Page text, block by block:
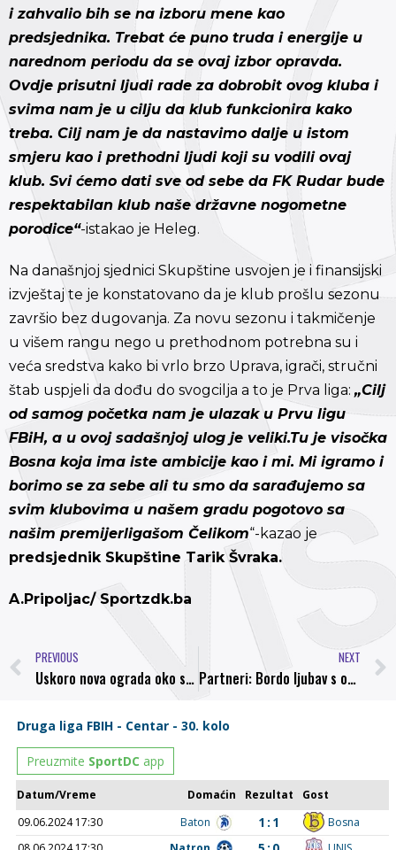
i zahvalio bih se na izboru mene kao
predsjednika. Trebat će puno truda i energije u
narednom periodu da se ovaj izbor opravda.
Ovdje prisutni ljudi rade za dobrobit ovog kluba i
svima nam je u cilju da klub funkcionira kako
treba. Cilj nam je da nastavimo dalje u istom
smjeru kao i prethodni ljudi koji su vodili ovaj
klub. Svi ćemo dati sve od sebe da FK Rudar bude
respektabilan klub naše državne nogometne
porodice“-istakao je Heleg.
Na današnjoj sjednici Skupštine usvojen je i finansijski
izvještaj te je konstatovano da je klub prošlu sezonu
završio bez dugovanja. Za novu sezonu i takmičenje
u višem rangu nego u prethodnom potrebna su i
veća sredstva kako bi vrlo brzo Uprava, igrači, stručni
štab uspjeli da dođu do svogcilja a to je Prva liga: „Cilj
od samog početka nam je ulazak u Prvu ligu
FBiH, a u ovoj sadašnjoj ulog je veliki.Tu je visočka
Bosna koja ima iste ambicije kao i mi. Mi igramo i
borimo se za sebe ali tu smo da sarađujemo sa
svim klubovima u našem gradu pogotovo sa
našim premijerligašom Čelikom“-kazao je
predsjednik Skupštine Tarik Švraka.
A.Pripoljac/ Sportzdk.ba
PREVIOUS
Uskoro nova ograda oko stadiona Luke
NEXT
Partneri: Bordo ljubav s okusom čokolade